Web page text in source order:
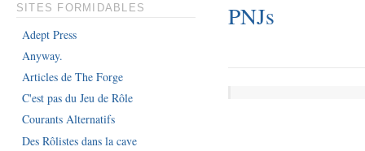
PNJs
SITES FORMIDABLES
Adept Press
Anyway.
Articles de The Forge
C'est pas du Jeu de Rôle
Courants Alternatifs
Des Rôlistes dans la cave